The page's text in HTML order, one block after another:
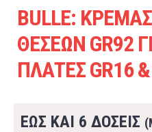
BULLE:
ΘΕΣΕΩΝ GR92
ΠΛΑΤΕΣ GR16
ΕΩΣ ΚΑΙ 6 ΔΟΣΕΙΣ